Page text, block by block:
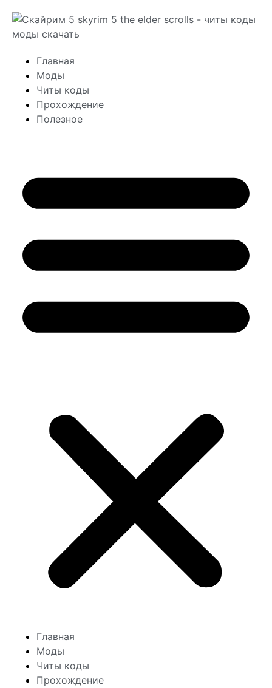
Главная
Моды
Читы коды
Прохождение
Полезное
Главная
Моды
Читы коды
Прохождение